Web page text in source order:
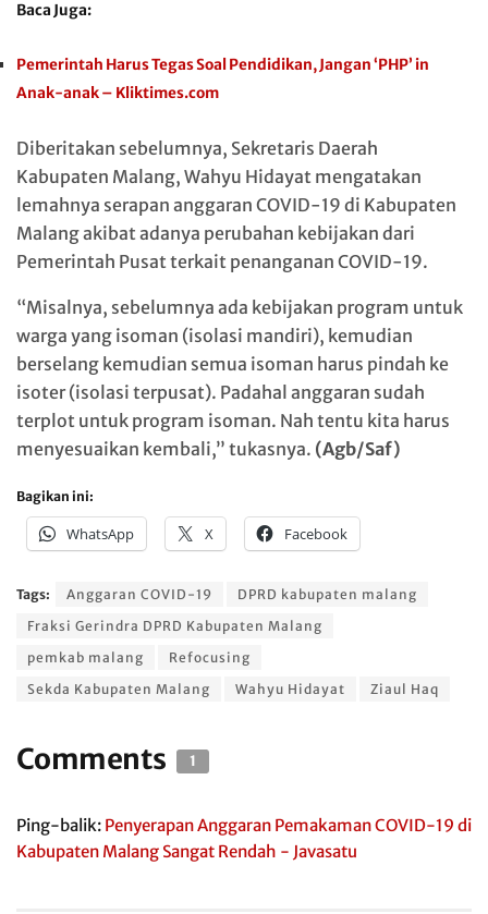
Baca Juga:
Pemerintah Harus Tegas Soal Pendidikan, Jangan ‘PHP’ in
Anak-anak – Kliktimes.com
Diberitakan sebelumnya, Sekretaris Daerah
Kabupaten Malang, Wahyu Hidayat mengatakan
lemahnya serapan anggaran COVID-19 di Kabupaten
Malang akibat adanya perubahan kebijakan dari
Pemerintah Pusat terkait penanganan COVID-19.
“Misalnya, sebelumnya ada kebijakan program untuk
warga yang isoman (isolasi mandiri), kemudian
berselang kemudian semua isoman harus pindah ke
isoter (isolasi terpusat). Padahal anggaran sudah
terplot untuk program isoman. Nah tentu kita harus
menyesuaikan kembali,” tukasnya. (Agb/Saf)
Bagikan ini:
WhatsApp X Facebook
Tags: Anggaran COVID-19
DPRD kabupaten malang
Fraksi Gerindra DPRD Kabupaten Malang
pemkab malang
Refocusing
Sekda Kabupaten Malang
Wahyu Hidayat Ziaul Haq
Comments 1
Ping-balik: Penyerapan Anggaran Pemakaman COVID-19 di
Kabupaten Malang Sangat Rendah - Javasatu